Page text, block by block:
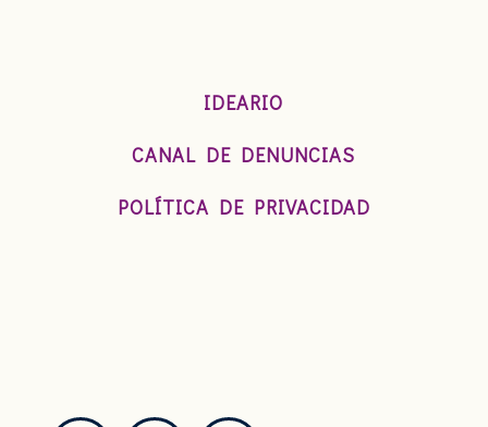
IDEARIO
CANAL DE DENUNCIAS
POLÍTICA DE PRIVACIDAD